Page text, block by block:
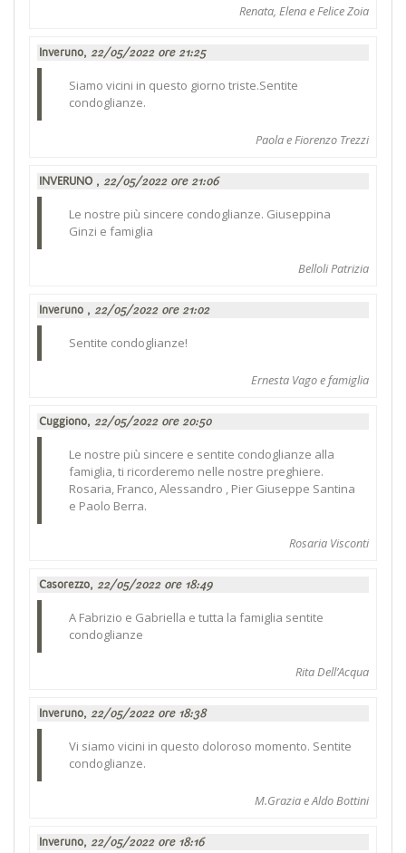
Renata, Elena e Felice Zoia
Inveruno, 22/05/2022 ore 21:25
Siamo vicini in questo giorno triste.Sentite
condoglianze.
Paola e Fiorenzo Trezzi
INVERUNO , 22/05/2022 ore 21:06
Le nostre più sincere condoglianze. Giuseppina
Ginzi e famiglia
Belloli Patrizia
Inveruno , 22/05/2022 ore 21:02
Sentite condoglianze!
Ernesta Vago e famiglia
Cuggiono, 22/05/2022 ore 20:50
Le nostre più sincere e sentite condoglianze alla
famiglia, ti ricorderemo nelle nostre preghiere.
Rosaria, Franco, Alessandro , Pier Giuseppe Santina
e Paolo Berra.
Rosaria Visconti
Casorezzo, 22/05/2022 ore 18:49
A Fabrizio e Gabriella e tutta la famiglia sentite
condoglianze
Rita Dell’Acqua
Inveruno, 22/05/2022 ore 18:38
Vi siamo vicini in questo doloroso momento. Sentite
condoglianze.
M.Grazia e Aldo Bottini
Inveruno, 22/05/2022 ore 18:16